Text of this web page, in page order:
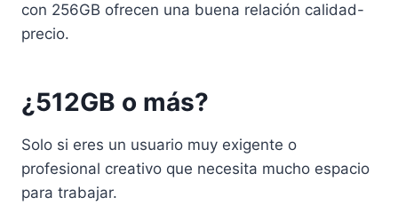
con 256GB ofrecen una buena relación calidad-
precio.
¿512GB o más?
Solo si eres un usuario muy exigente o
profesional creativo que necesita mucho espacio
para trabajar.